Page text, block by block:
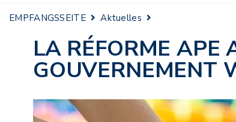
EMPFANGSSEITE Aktuelles
LA RÉFORME APE
GOUVERNEMENT